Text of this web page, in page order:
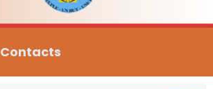
Contacts